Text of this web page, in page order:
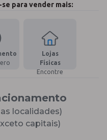
para vender mais:
Lojas
Físicas
Encontre
localidades)
capitais)